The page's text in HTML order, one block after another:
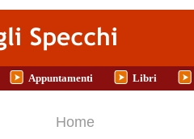
Appuntamenti Libri
Tu sei qui
Home